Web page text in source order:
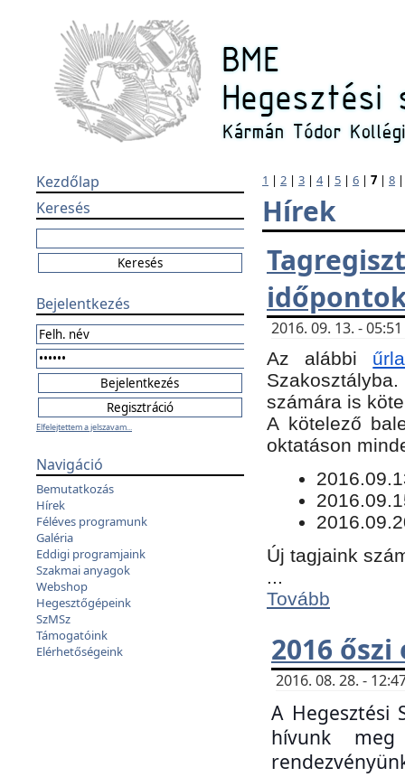
Kezdőlap
Keresés
Bejelentkezés
Elfelejtettem a jelszavam...
Navigáció
Bemutatkozás
Hírek
Féléves programunk
Galéria
Eddigi programjaink
Szakmai anyagok
Webshop
Hegesztőgépeink
SzMSz
Támogatóink
Elérhetőségeink
1 | 2 | 3 | 4| 5 | 6 | 7 | 8
Hírek
2016. 09. 13. -
Az alábbi
számára is
​A kötelező
oktatáson
Új tagjaink
...
Tovább
2016
2016. 08. 28. -
A Hegesztési
hívunk